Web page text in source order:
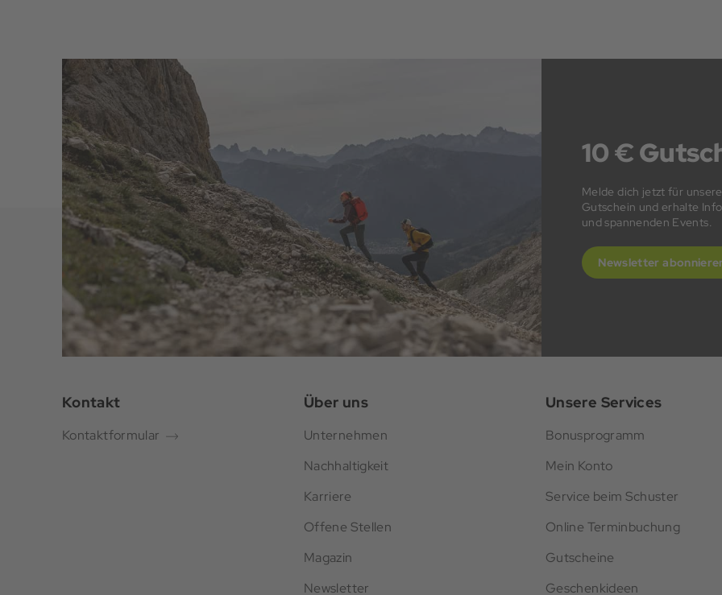
10 €
Melde dich jetzt für
Gutschein und erhalte
und spannenden Events.
Newsletter
Kontakt
Kontaktformular
Über uns
Unternehmen
Nachhaltigkeit
Karriere
Offene Stellen
Magazin
Newsletter
Unsere Services
Bonusprogramm
Mein Konto
Service beim Schuster
Online Terminbuchung
Gutscheine
Geschenkideen